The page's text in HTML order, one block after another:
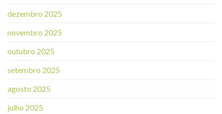
dezembro 2025
novembro 2025
outubro 2025
setembro 2025
agosto 2025
julho 2025